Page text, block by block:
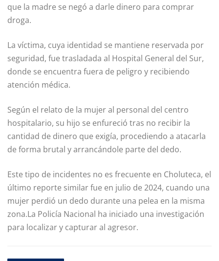
que la madre se negó a darle dinero para comprar
droga.
La víctima, cuya identidad se mantiene reservada por
seguridad, fue trasladada al Hospital General del Sur,
donde se encuentra fuera de peligro y recibiendo
atención médica.
Según el relato de la mujer al personal del centro
hospitalario, su hijo se enfureció tras no recibir la
cantidad de dinero que exigía, procediendo a atacarla
de forma brutal y arrancándole parte del dedo.
Este tipo de incidentes no es frecuente en Choluteca, el
último reporte similar fue en julio de 2024, cuando una
mujer perdió un dedo durante una pelea en la misma
zona.La Policía Nacional ha iniciado una investigación
para localizar y capturar al agresor.